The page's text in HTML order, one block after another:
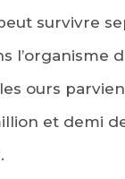
survivre
l’organisme
ours
et demi